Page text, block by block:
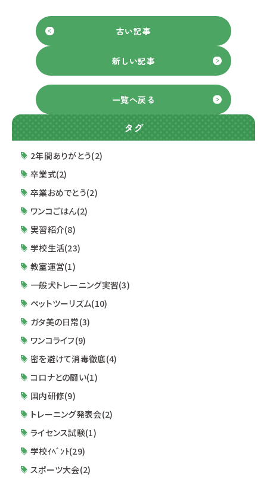
古い記事
新しい記事
一覧へ戻る
タグ
2年間ありがとう(2)
卒業式(2)
卒業おめでとう(2)
ワンコごはん(2)
実習紹介(8)
学校生活(23)
教室運営(1)
一般犬トレーニング実習(3)
ペットツーリズム(10)
ガタ美の日常(3)
ワンコライフ(9)
密を避けて消毒徹底(4)
コロナとの闘い(1)
国内研修(9)
トレーニング発表会(2)
ライセンス試験(1)
学校ｲﾍﾞﾝﾄ(29)
スポーツ大会(2)